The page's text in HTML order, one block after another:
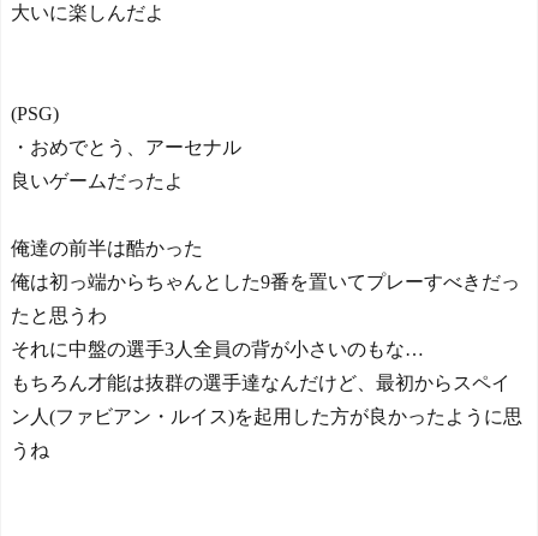
大いに楽しんだよ
(PSG)
・おめでとう、アーセナル
良いゲームだったよ
俺達の前半は酷かった
俺は初っ端からちゃんとした9番を置いてプレーすべきだっ
たと思うわ
それに中盤の選手3人全員の背が小さいのもな…
もちろん才能は抜群の選手達なんだけど、最初からスペイ
ン人(ファビアン・ルイス)を起用した方が良かったように思
うね